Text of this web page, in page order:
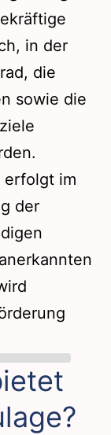
in der
die
sowie die
erfolgt im
der